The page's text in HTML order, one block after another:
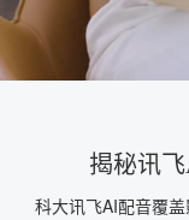
揭秘讯
科大讯飞AI配音覆